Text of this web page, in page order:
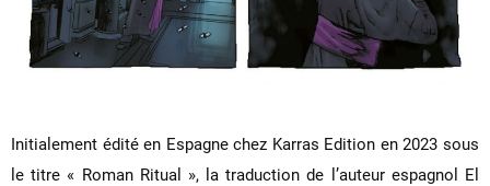
Initialement édité en Espagne chez Karras Edition en 2023 sous
le titre « Roman Ritual », la traduction de l’auteur espagnol El